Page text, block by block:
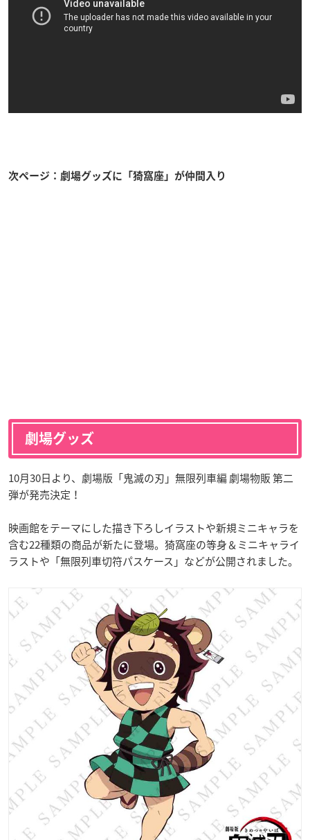
次ページ：劇場グッズに「猗窩座」が仲間入り
劇場グッズ
10月30日より、劇場版「鬼滅の刃」無限列車編 劇場物販 第二
弾が発売決定！
映画館をテーマにした描き下ろしイラストや新規ミニキャラを
含む22種類の商品が新たに登場。猗窩座の等身＆ミニキャライ
ラストや「無限列車切符パスケース」などが公開されました。